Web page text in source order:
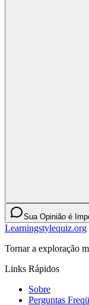
Sua Opinião é
Learningstylequiz.org
Tornar a exploração
Links Rápidos
Sobre
Perguntas